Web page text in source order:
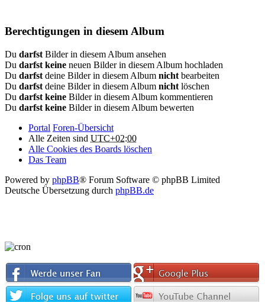
Berechtigungen in diesem Album
Du darfst Bilder in diesem Album ansehen
Du darfst keine neuen Bilder in diesem Album hochladen
Du darfst deine Bilder in diesem Album nicht bearbeiten
Du darfst deine Bilder in diesem Album nicht löschen
Du darfst keine Bilder in diesem Album kommentieren
Du darfst keine Bilder in diesem Album bewerten
Portal Foren-Übersicht
Alle Zeiten sind UTC+02:00
Alle Cookies des Boards löschen
Das Team
Powered by phpBB® Forum Software © phpBB Limited
Deutsche Übersetzung durch phpBB.de